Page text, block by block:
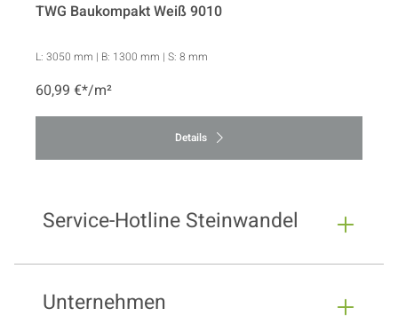
TWG Baukompakt Weiß 9010
L: 3050 mm | B: 1300 mm | S: 8 mm
60,99 €*/m²
Details
Service-Hotline Steinwandel
Unternehmen